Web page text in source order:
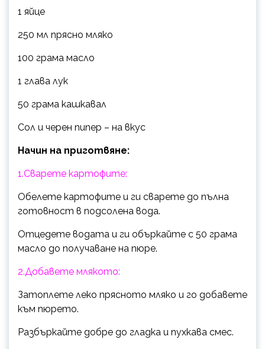
1 яйце
250 мл прясно мляко
100 грама масло
1 глава лук
50 грама кашкавал
Сол и черен пипер – на вкус
Начин на приготвяне:
1.Сварете картофите:
Обелете картофите и ги сварете до пълна
готовност в подсолена вода.
Отцедете водата и ги объркайте с 50 грама
масло до получаване на пюре.
2.Добавете млякото:
Затоплете леко прясното мляко и го добавете
към пюрето.
Разбъркайте добре до гладка и пухкава смес.